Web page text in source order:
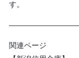
す。
関連ページ